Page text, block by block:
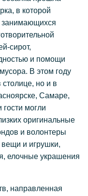
в которой
занимающихся
сирот,
и помощи
В этом году
но и в
Самаре,
могли
оригинальные
и волонтеры
и игрушки,
елочные украшения
направленная